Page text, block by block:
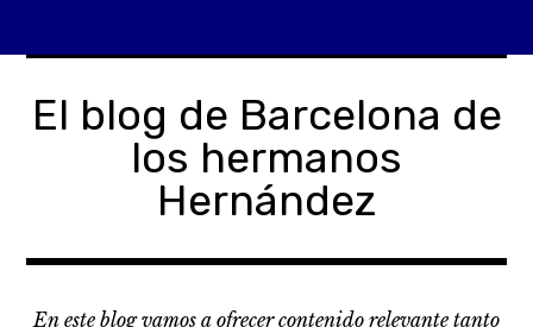
contentEl blog de Barcelona de
los hermanos
Hernández
En este blog vamos a ofrecer contenido relevante tanto